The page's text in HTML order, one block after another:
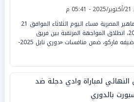
تترقب الجماهير المصرية مساء اليوم الثلاثاء الموافق 21
أكتوبر 2025، انطلاق المواجهة المرتقبة بين فريق
بيراميدز وضيفه فاركو، ضمن منافسات «دوري نايل 2025-
النهائي لمباراة وادي دجلة ضد
بالدوري